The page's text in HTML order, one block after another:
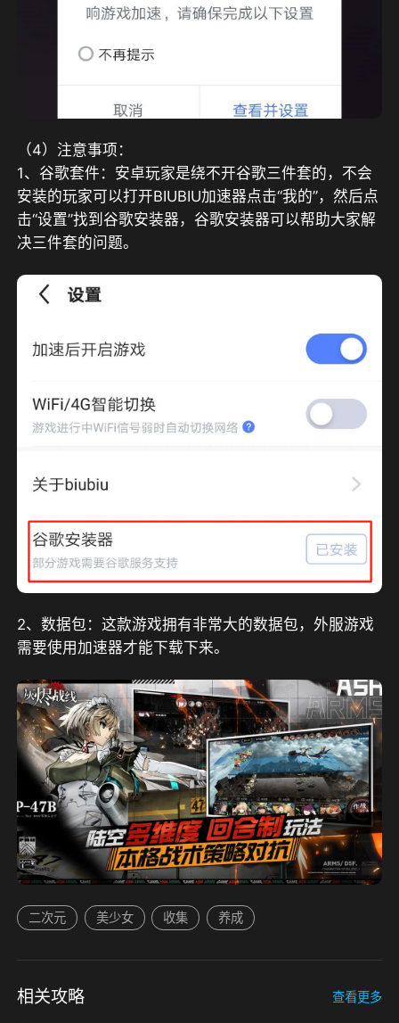
（4）注意事项：
1、谷歌套件：安卓玩家是绕不开谷歌三件套的，不会
安装的玩家可以打开BIUBIU加速器点击“我的”，然后点
击“设置”找到谷歌安装器，谷歌安装器可以帮助大家解
决三件套的问题。
2、数据包：这款游戏拥有非常大的数据包，外服游戏
需要使用加速器才能下载下来。
二次元 美少女 收集 养成
相关攻略 查看更多